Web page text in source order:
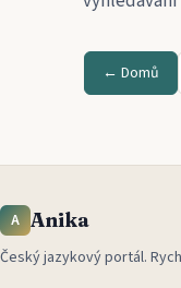
← Domů
A Anika
Český jazykový portál.